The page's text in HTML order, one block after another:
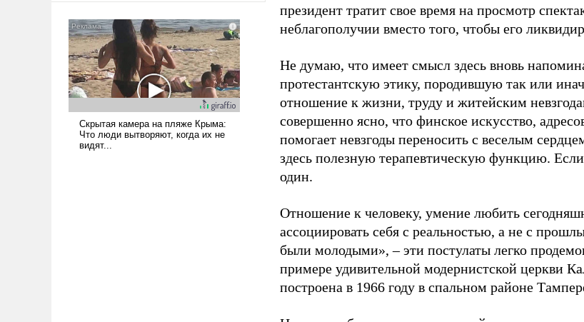
президент тратит свое время на просмотр
неблагополучии вместо того, чтобы его
Не думаю, что имеет смысл здесь вновь
протестантскую этику, породившую так или
отношение к жизни, труду и житейским
совершенно ясно, что финское искусство,
помогает невзгоды переносить с веселым
здесь полезную терапевтическую функцию.
один.
Отношение к человеку, умение любить
ассоциировать себя с реальностью, а не с
были молодыми», – эти постулаты легко
примере удивительной модернистской церкви
построена в 1966 году в спальном районе